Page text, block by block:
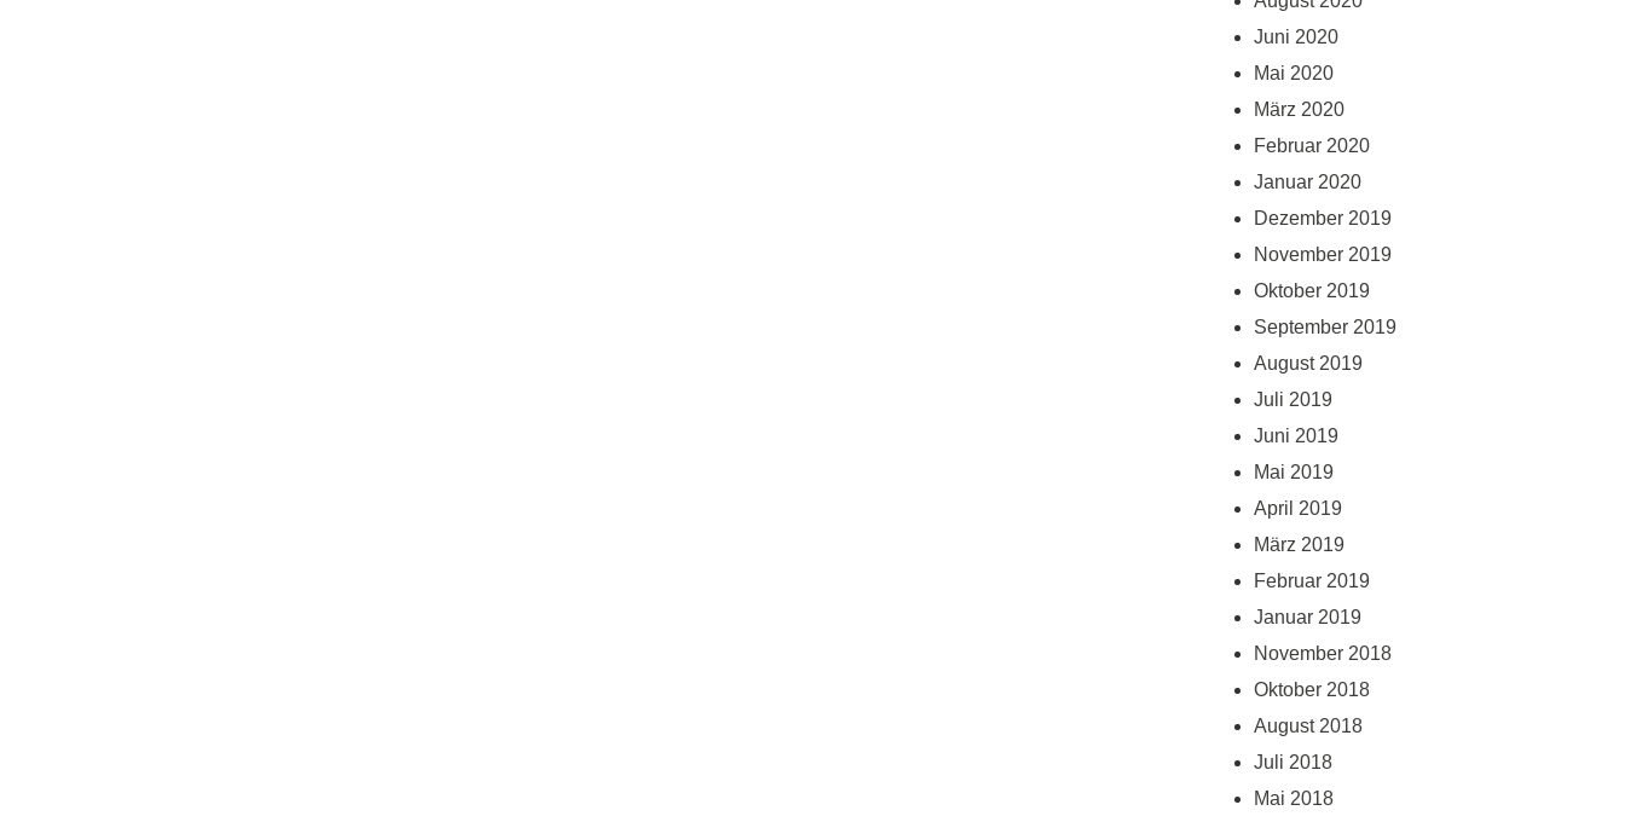
Juni 2020
Mai 2020
März 2020
Februar 2020
Januar 2020
Dezember 2019
November 2019
Oktober 2019
September 2019
August 2019
Juli 2019
Juni 2019
Mai 2019
April 2019
März 2019
Februar 2019
Januar 2019
November 2018
Oktober 2018
August 2018
Juli 2018
Mai 2018